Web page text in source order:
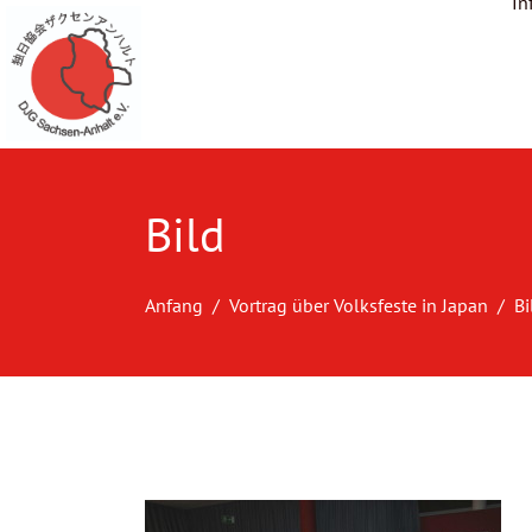
Bild
Anfang Vortrag über Volksfeste in Japan